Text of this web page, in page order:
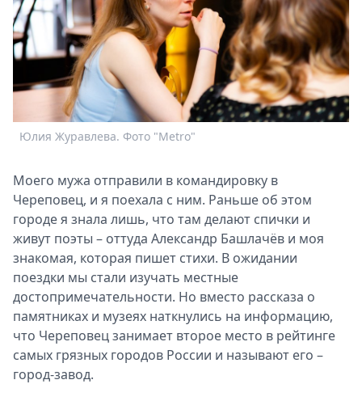
О
Metro
Стримы
Спецпроекты
Звезды
Выборы
2026
Юлия Журавлева. Фото "Metro"
Моего мужа отправили в командировку в
Череповец, и я поехала с ним. Раньше об этом
городе я знала лишь, что там делают спички и
живут поэты – оттуда Александр Башлачёв и моя
знакомая, которая пишет стихи. В ожидании
поездки мы стали изучать местные
достопримечательности. Но вместо рассказа о
памятниках и музеях наткнулись на информацию,
что Череповец занимает второе место в рейтинге
самых грязных городов России и называют его –
город-завод.